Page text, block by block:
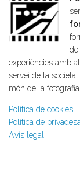
de
experiències amb
servei de la
món de la fotografia.
Política de cookies
Política de privadesa
Avís legal